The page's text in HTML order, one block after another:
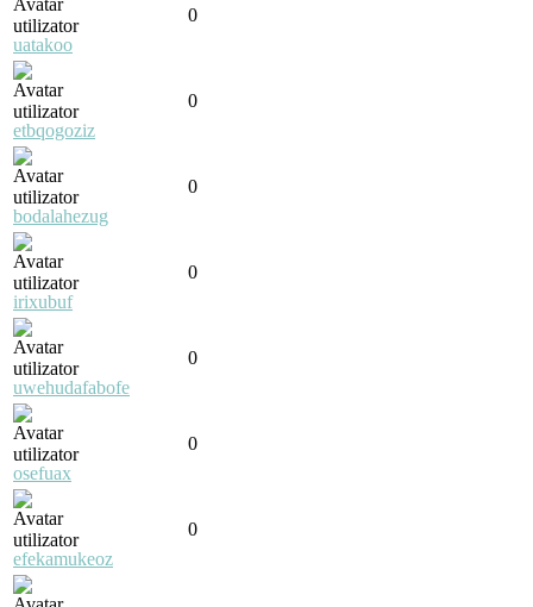
uatakoo
0
etbqogoziz
0
bodalahezug
0
irixubuf
0
uwehudafabofe
0
osefuax
0
efekamukeoz
0